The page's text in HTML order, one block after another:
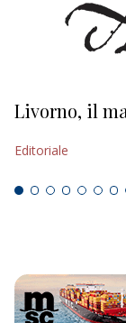
Livorno, il
Editoriale